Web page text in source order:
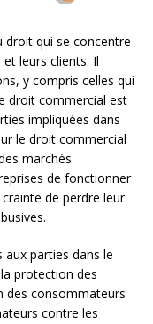
droit qui se concentre
leurs clients. Il
y compris celles qui
droit commercial est
impliquées dans
le droit commercial
marchés
de fonctionner
de perdre leur
parties dans le
protection des
des consommateurs
contre les